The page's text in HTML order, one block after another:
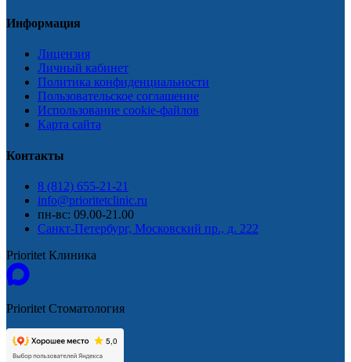
Информация
Лицензия
Личный кабинет
Политика конфиденциальности
Пользовательское соглашение
Использование cookie-файлов
Карта сайта
Контакты
8 (812) 655-21-21
info@prioritetclinic.ru
пн-вс: 09.00-21.00
Санкт-Петербург, Московский пр., д. 222
Prioritet Клиника
Prioritet Стоматология